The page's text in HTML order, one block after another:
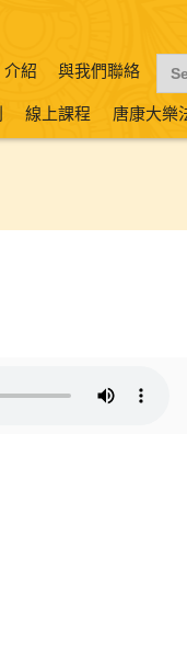
for:
介紹 與我們聯絡
線上課程 唐康大樂